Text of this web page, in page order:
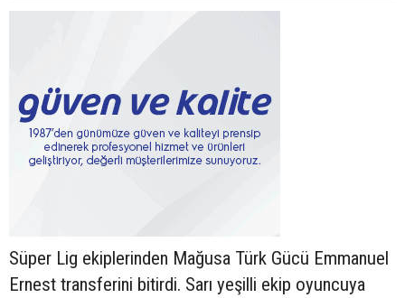
Süper Lig ekiplerinden Mağusa Türk Gücü Emmanuel
Ernest transferini bitirdi. Sarı yeşilli ekip oyuncuya